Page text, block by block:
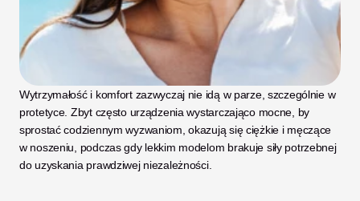
Wytrzymałość i komfort zazwyczaj nie idą w parze, szczególnie w
protetyce. Zbyt często urządzenia wystarczająco mocne, by
sprostać codziennym wyzwaniom, okazują się ciężkie i męczące
w noszeniu, podczas gdy lekkim modelom brakuje siły potrzebnej
do uzyskania prawdziwej niezależności.